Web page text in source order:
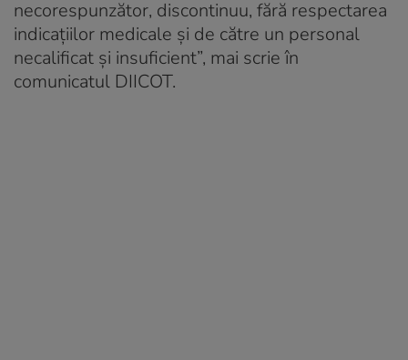
necorespunzător, discontinuu, fără respectarea
indicațiilor medicale și de către un personal
necalificat și insuficient”, mai scrie în
comunicatul DIICOT.